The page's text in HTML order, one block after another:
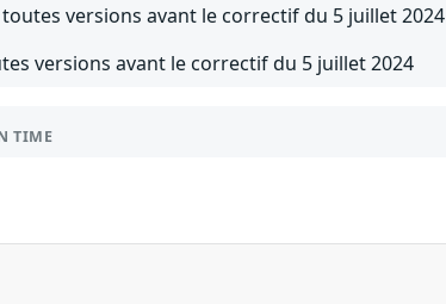
versions avant le correctif du 5 juillet 2024
versions avant le correctif du 5 juillet 2024
TIME